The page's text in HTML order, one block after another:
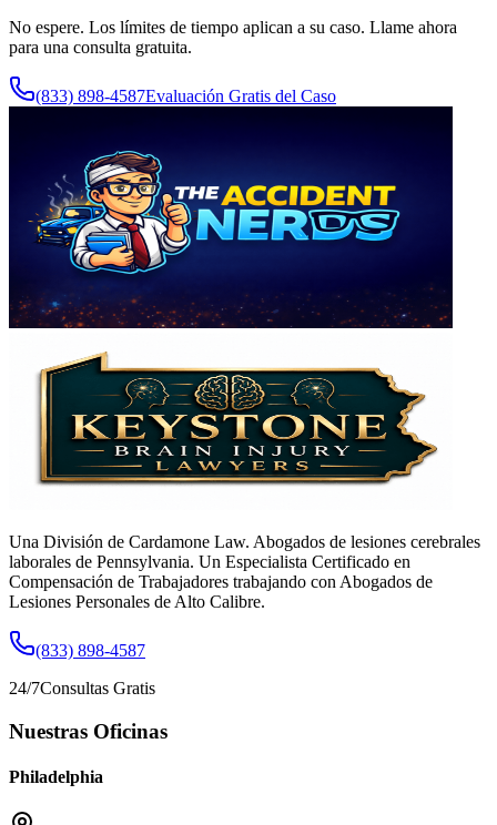
No espere. Los límites de tiempo aplican a su caso. Llame ahora
para una consulta gratuita.
(833) 898-4587Evaluación Gratis del Caso
Una División de Cardamone Law. Abogados de lesiones cerebrales
laborales de Pennsylvania. Un Especialista Certificado en
Compensación de Trabajadores trabajando con Abogados de
Lesiones Personales de Alto Calibre.
(833) 898-4587
24/7Consultas Gratis
Nuestras Oficinas
Philadelphia